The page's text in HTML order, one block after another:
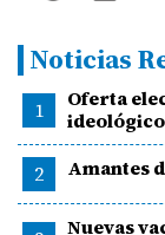
Noticias
1
Oferta
ideológico
2 Amantes
Nuevas